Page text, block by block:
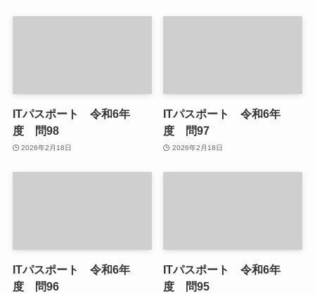
ITパスポート 令和6年
度 問98
2026年2月18日
ITパスポート 令和6年
度 問97
2026年2月18日
ITパスポート 令和6年
度 問96
ITパスポート 令和6年
度 問95